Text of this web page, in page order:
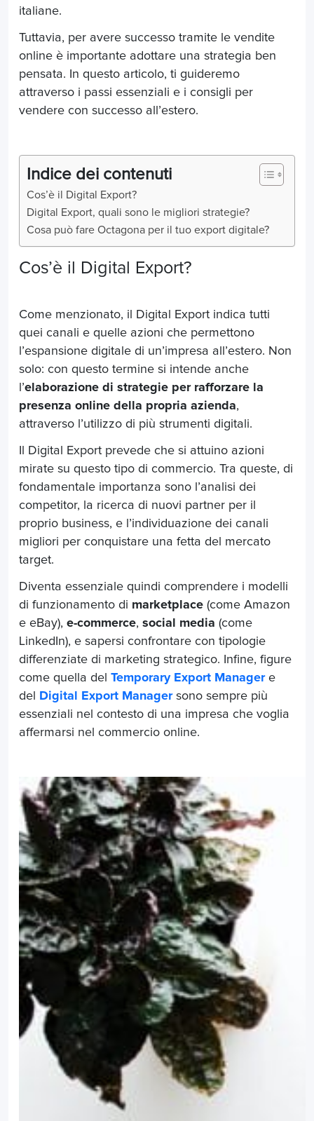
italiane.
Tuttavia, per avere successo tramite le vendite
online è importante adottare una strategia ben
pensata. In questo articolo, ti guideremo
attraverso i passi essenziali e i consigli per
vendere con successo all’estero.
Indice dei contenuti
Cos’è il Digital Export?
Digital Export, quali sono le migliori strategie?
Cosa può fare Octagona per il tuo export digitale?
Cos’è il Digital Export?
Come menzionato, il Digital Export indica tutti
quei canali e quelle azioni che permettono
l’espansione digitale di un’impresa all’estero. Non
solo: con questo termine si intende anche
l’elaborazione di strategie per rafforzare la
presenza online della propria azienda,
attraverso l’utilizzo di più strumenti digitali.
Il Digital Export prevede che si attuino azioni
mirate su questo tipo di commercio. Tra queste, di
fondamentale importanza sono l’analisi dei
competitor, la ricerca di nuovi partner per il
proprio business, e l’individuazione dei canali
migliori per conquistare una fetta del mercato
target.
Diventa essenziale quindi comprendere i modelli
di funzionamento di marketplace (come Amazon
e eBay), e-commerce, social media (come
LinkedIn), e sapersi confrontare con tipologie
differenziate di marketing strategico. Infine, figure
come quella del Temporary Export Managere
del
Digital Export Manager sono sempre più
essenziali nel contesto di una impresa che voglia
affermarsi nel commercio online.